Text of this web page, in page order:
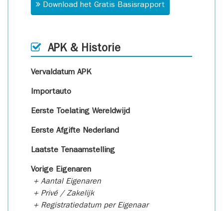
Download het Gratis Basisrapport
APK & Historie
Vervaldatum APK
Importauto
Eerste Toelating Wereldwijd
Eerste Afgifte Nederland
Laatste Tenaamstelling
Vorige Eigenaren
+ Aantal Eigenaren
+ Privé / Zakelijk
+ Registratiedatum per Eigenaar